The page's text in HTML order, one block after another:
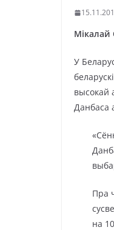
Мікалай
У
высокай
Данбаса
Пра
на